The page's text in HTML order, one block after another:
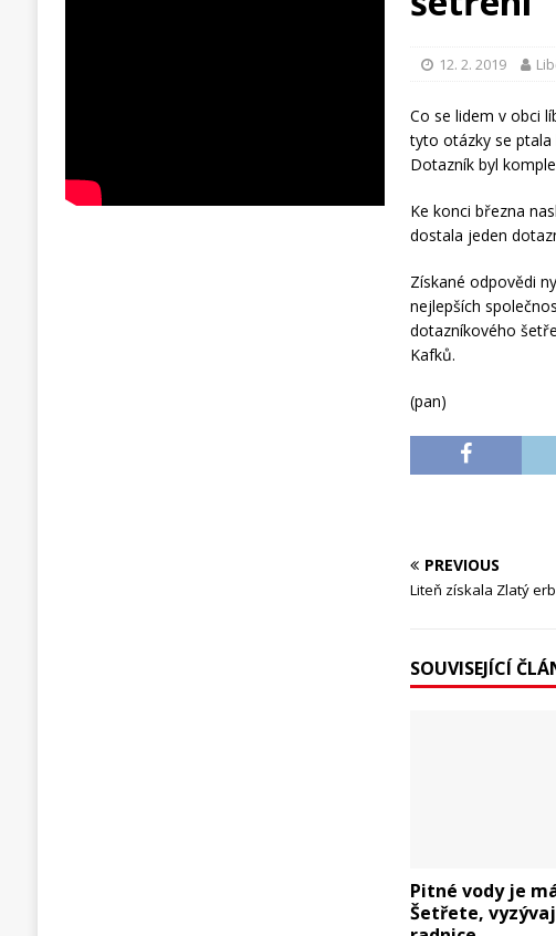
12. 2. 2019
Co se lidem v obci
tyto otázky se
Dotazník byl
Ke konci března
dostala jeden
Získané odpovědi
nejlepších
dotazníkového
Kafků.
(pan)
PREVIOUS
Liteň získala Zlatý
SOUVISEJÍCÍ
Pitné vody je
Šetřete,